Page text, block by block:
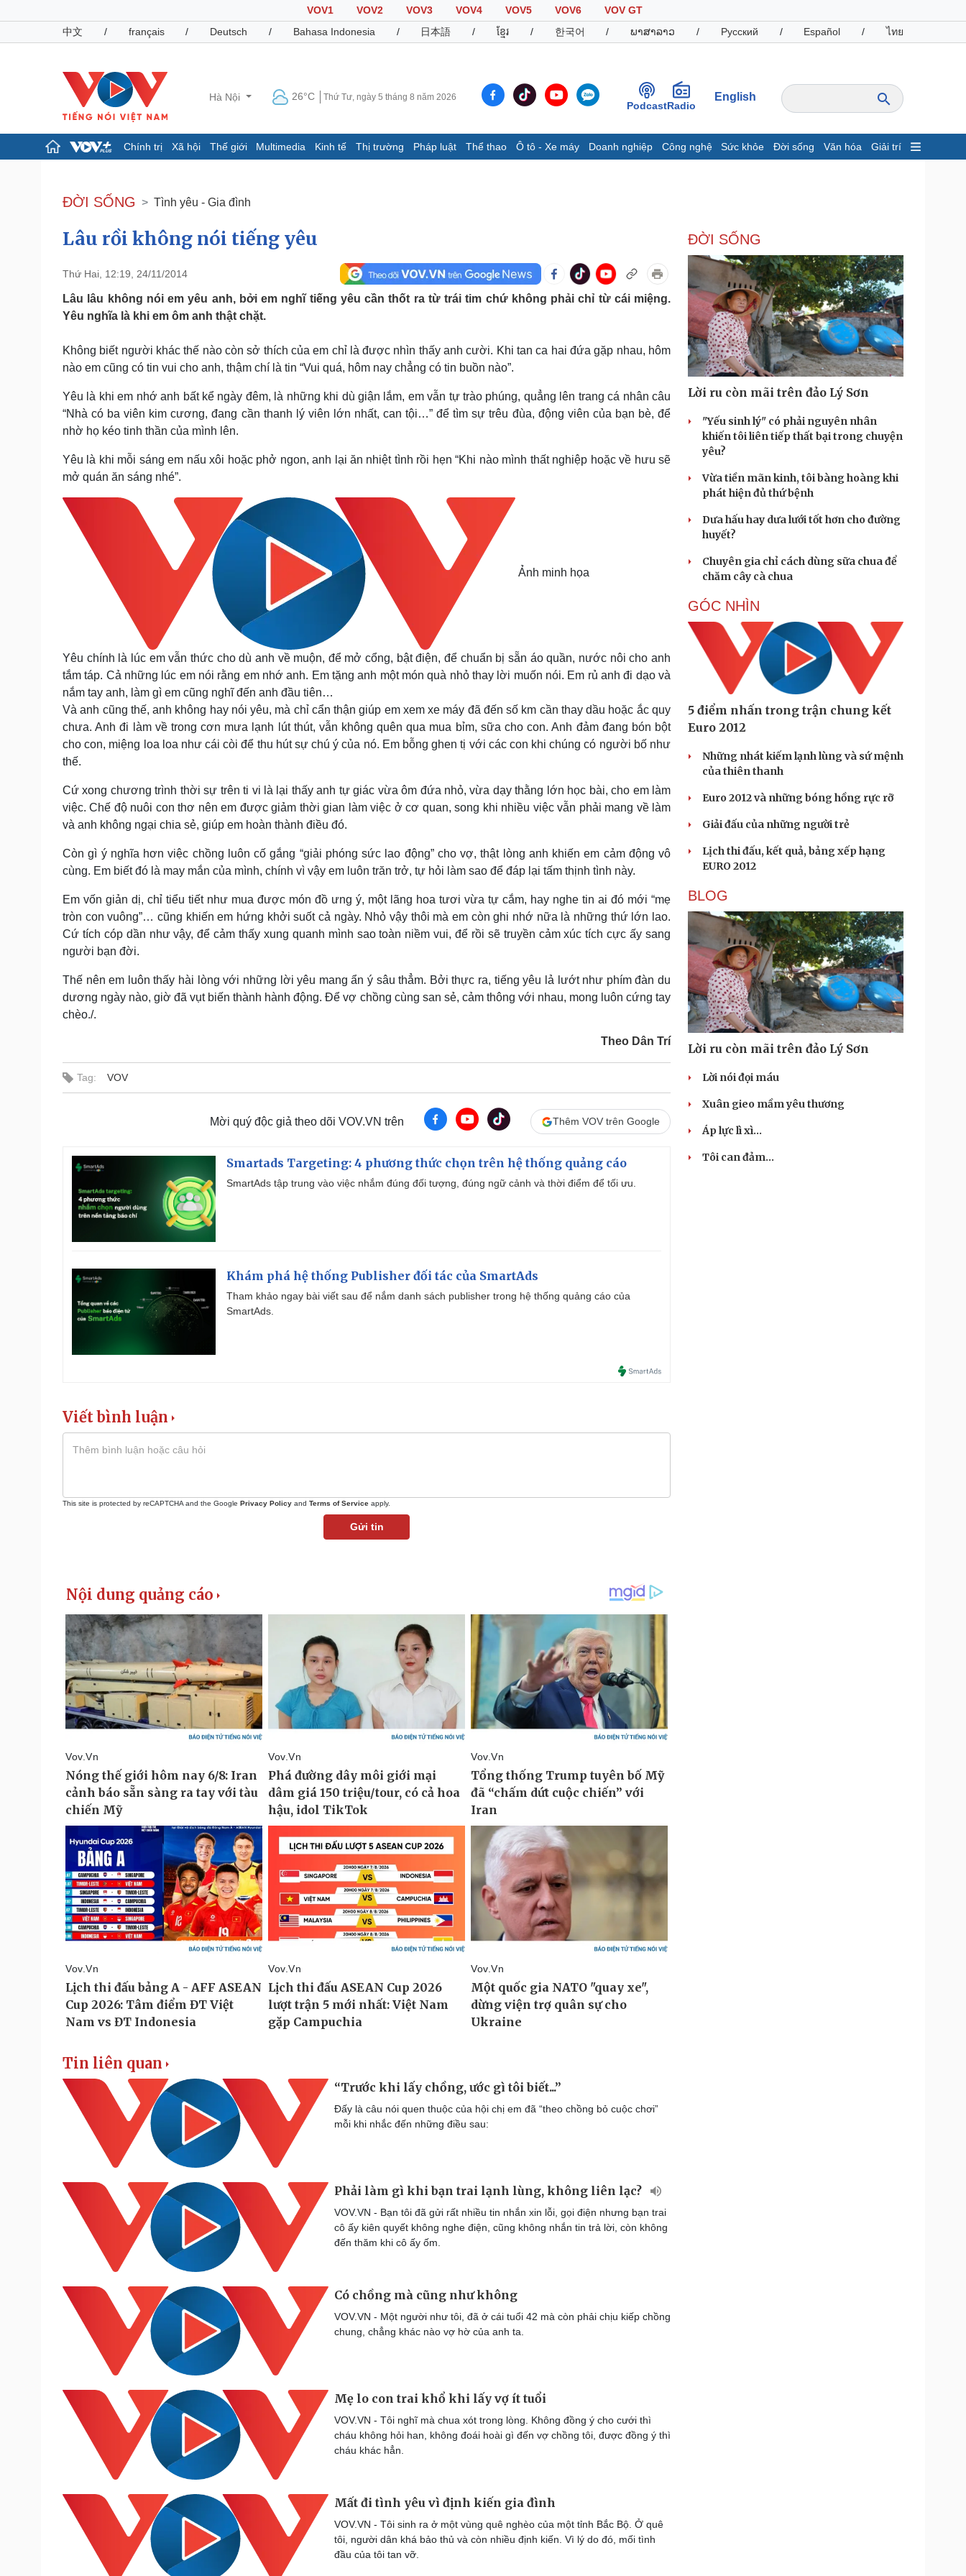
VOV1 VOV2 VOV3 VOV4 VOV5 VOV6
VOV GT
中文
/ français / Deutsch / Bahasa Indonesia / 日本語 / ខ្មែរ / 한국어 / ພາສາລາວ / Русский / Español / ไทย
Hà Nội 26°C Thứ Tư, ngày 5 tháng 8 năm 2026
PodcastRadio
English
Chính trị Xã hội Thế giới Multimedia Kinh tế Thị trường Pháp luật Thể thao Ô tô - Xe máy Doanh nghiệp Công nghệ Sức khỏe Đời sống Văn hóa Giải trí
Đảng
Tổ chức nhân sự
Nhận diện sự thật
Tin 24h
Dấu ấn VOV
Giá cà phê
Pháp luật
Vụ án
Tư vấn luật
Quân sự - Quốc phòng
Vũ khí
Phân tích
Thể thao
Thế giới thể thao
eSports
Hậu trường
Ô tô - Xe máy
Tư vấn
Doanh nghiệp
Thông tin doanh nghiệp
Doanh nghiệp 24h
Doanh nhân
Vì cộng đồng
Công nghệ
Sành điệu
Tin Công nghệ
Trải nghiệm
Chuyển đổi số
Sức khỏe
Dinh dưỡng - món ngon
Cây thuốc
Nhi khoa
Nam khoa
Phòng mạch online
Ăn sạch sống khỏe
Đời sống
Nhà đẹp
Blog
Văn hóa
Sân khấu - Điện ảnh
Di sản
Giải trí
Nghệ sĩ
Du lịch
Tư vấn
Podcast
Câu chuyện thời sự
Đọc truyện đêm khuya
Hạt giống tâm hồn
Cải chính
ĐỜI SỐNG Tình yêu - Gia đình
Lâu rồi không nói tiếng yêu
Thứ Hai, 12:19, 24/11/2014
Lâu lâu không nói em yêu anh, bởi em nghĩ tiếng yêu cần thốt ra từ trái tim chứ không phải chỉ từ cái miệng.
Yêu nghĩa là khi em ôm anh thật chặt.
Không biết người khác thế nào còn sở thích của em chỉ là được nhìn thấy anh cười. Khi tan ca hai đứa gặp nhau, hôm
nào em cũng có tin vui cho anh, thậm chí là tin “Vui quá, hôm nay chẳng có tin buồn nào”.
Yêu là khi em nhớ anh bất kể ngày đêm, là những khi dù giận lắm, em vẫn tự trào phúng, quẳng lên trang cá nhân câu
“Nhà có ba viên kim cương, đang cần thanh lý viên lớn nhất, can tội…” để tìm sự trêu đùa, động viên của bạn bè, để
nhờ họ kéo tinh thần của mình lên.
Yêu là khi mỗi sáng em nấu xôi hoặc phở ngon, anh lại ăn nhiệt tình rồi hẹn “Khi nào mình thất nghiệp hoặc về hưu sẽ
mở quán ăn sáng nhé”.
Ảnh minh họa
Yêu chính là lúc em vẫn thức cho dù anh về muộn, để mở cổng, bật điện, để chuẩn bị sẵn áo quần, nước nôi cho anh
tắm táp. Cả những lúc em nói rằng em nhớ anh. Em tặng anh một món quà nhỏ thay lời muốn nói. Em rủ anh đi dạo và
nắm tay anh, làm gì em cũng nghĩ đến anh đầu tiên…
Và anh cũng thế, anh không hay nói yêu, mà chỉ cẩn thận giúp em xem xe máy đã đến số km cần thay dầu hoặc ắc quy
chưa. Anh đi làm về trong cơn mưa lạnh lút thút, vẫn không quên qua mua bỉm, sữa cho con. Anh đảm đang bón bột
cho con, miệng loa loa như cái còi để thu hút sự chú ý của nó. Em bỗng ghen tị với các con khi chúng có người bố như
thế.
Cứ xong chương trình thời sự trên ti vi là lại thấy anh tự giác vừa ôm đứa nhỏ, vừa dạy thằng lớn học bài, cho em làm
việc. Chế độ nuôi con thơ nên em được giảm thời gian làm việc ở cơ quan, song khi nhiều việc vẫn phải mang về làm
và anh không ngại chia sẻ, giúp em hoàn thành điều đó.
Còn gì ý nghĩa hơn việc chồng luôn cố gắng “giải phóng sức lao động” cho vợ, thật lòng anh khiến em cảm động vô
cùng. Em biết đó là may mắn của mình, chính vì vậy em luôn trăn trở, tự hỏi làm sao để đáp lại tấm thịnh tình này.
Em vốn giản dị, chỉ tiểu tiết như mua được món đồ ưng ý, một lãng hoa tươi vừa tự cắm, hay nghe tin ai đó mới “mẹ
tròn con vuông”… cũng khiến em hứng khởi suốt cả ngày. Nhỏ vậy thôi mà em còn ghi nhớ nữa là những thứ lớn lao.
Cứ tích cóp dần như vậy, để cảm thấy xung quanh mình sao toàn niềm vui, để rồi sẽ truyền cảm xúc tích cực ấy sang
người bạn đời.
Thế nên em luôn thấy hài lòng với những lời yêu mang ẩn ý sâu thẳm. Bởi thực ra, tiếng yêu lả lướt như phím đàn du
dương ngày nào, giờ đã vụt biến thành hành động. Để vợ chồng cùng san sẻ, cảm thông với nhau, mong luôn cứng tay
chèo./.
Theo Dân Trí
Tag: VOV
Mời quý độc giả theo dõi VOV.VN trên Thêm VOV trên Google
Smartads Targeting: 4 phương thức chọn trên hệ thống quảng cáo
SmartAds tập trung vào việc nhắm đúng đối tượng, đúng ngữ cảnh và thời điểm để tối ưu.
Khám phá hệ thống Publisher đối tác của SmartAds
Tham khảo ngay bài viết sau để nắm danh sách publisher trong hệ thống quảng cáo của
SmartAds.
Viết bình luận
This site is protected by reCAPTCHA and the Google Privacy Policy and Terms of Service apply.
Gửi tin
Tin liên quan
“Trước khi lấy chồng, ước gì tôi biết...”
Đấy là câu nói quen thuộc của hội chị em đã “theo chồng bỏ cuộc chơi”
mỗi khi nhắc đến những điều sau:
Phải làm gì khi bạn trai lạnh lùng, không liên lạc?
VOV.VN - Bạn tôi đã gửi rất nhiều tin nhắn xin lỗi, gọi điện nhưng bạn trai
cô ấy kiên quyết không nghe điện, cũng không nhắn tin trả lời, còn không
đến thăm khi cô ấy ốm.
Có chồng mà cũng như không
VOV.VN - Một người như tôi, đã ở cái tuổi 42 mà còn phải chịu kiếp chồng
chung, chẳng khác nào vợ hờ của anh ta.
Mẹ lo con trai khổ khi lấy vợ ít tuổi
VOV.VN - Tôi nghĩ mà chua xót trong lòng. Không đồng ý cho cưới thì
cháu không hỏi han, không đoái hoài gì đến vợ chồng tôi, được đồng ý thì
cháu khác hẳn.
Mất đi tình yêu vì định kiến gia đình
VOV.VN - Tôi sinh ra ở một vùng quê nghèo của một tỉnh Bắc Bộ. Ở quê
tôi, người dân khá bảo thủ và còn nhiều định kiến. Vì lý do đó, mối tình
đầu của tôi tan vỡ.
ĐỜI SỐNG
Lời ru còn mãi trên đảo Lý Sơn
"Yếu sinh lý" có phải nguyên nhân
khiến tôi liên tiếp thất bại trong chuyện
yêu?
Vừa tiền mãn kinh, tôi bàng hoàng khi
phát hiện đủ thứ bệnh
Dưa hấu hay dưa lưới tốt hơn cho đường
huyết?
Chuyên gia chỉ cách dùng sữa chua để
chăm cây cà chua
GÓC NHÌN
5 điểm nhấn trong trận chung kết
Euro 2012
Những nhát kiếm lạnh lùng và sứ mệnh
của thiên thanh
Euro 2012 và những bóng hồng rực rỡ
Giải đấu của những người trẻ
Lịch thi đấu, kết quả, bảng xếp hạng
EURO 2012
BLOG
Lời ru còn mãi trên đảo Lý Sơn
Lời nói đọi máu
Xuân gieo mầm yêu thương
Áp lực lì xì...
Tôi can đảm...